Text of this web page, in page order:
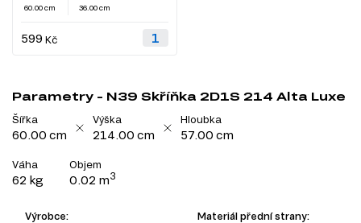
60.00 cm 36.00 cm
599 Kč
Parametry - N39 Skříňka 2D1S 214 Alta Luxe
Šířka
60.00 cm
Výška
214.00 cm
Hloubka
57.00 cm
Váha
62 kg
Objem
0.02 m3
Výrobce:
Materiál přední strany: